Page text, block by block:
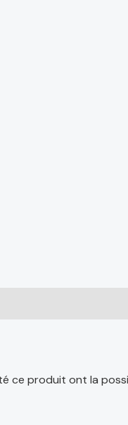
ce produit ont la